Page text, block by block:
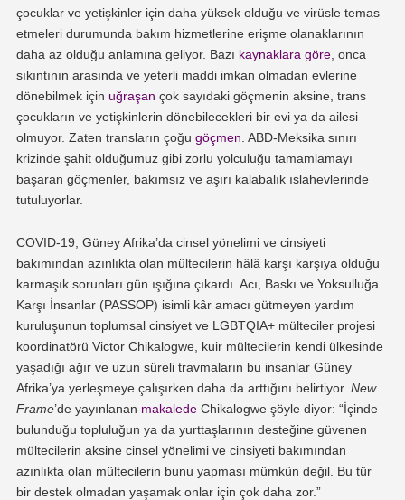
çocuklar ve yetişkinler için daha yüksek olduğu ve virüsle temas
etmeleri durumunda bakım hizmetlerine erişme olanaklarının
daha az olduğu anlamına geliyor. Bazı kaynaklara göre, onca
sıkıntının arasında ve yeterli maddi imkan olmadan evlerine
dönebilmek için uğraşan çok sayıdaki göçmenin aksine, trans
çocukların ve yetişkinlerin dönebilecekleri bir evi ya da ailesi
olmuyor. Zaten transların çoğu göçmen . ABD-Meksika sınırı
krizinde şahit olduğumuz gibi zorlu yolculuğu tamamlamayı
başaran göçmenler, bakımsız ve aşırı kalabalık ıslahevlerinde
tutuluyorlar.
COVID-19, Güney Afrika’da cinsel yönelimi ve cinsiyeti
bakımından azınlıkta olan mültecilerin hâlâ karşı karşıya olduğu
karmaşık sorunları gün ışığına çıkardı. Acı, Baskı ve Yoksulluğa
Karşı İnsanlar (PASSOP) isimli kâr amacı gütmeyen yardım
kuruluşunun toplumsal cinsiyet ve LGBTQIA+ mülteciler projesi
koordinatörü Victor Chikalogwe, kuir mültecilerin kendi ülkesinde
yaşadığı ağır ve uzun süreli travmaların bu insanlar Güney
Afrika’ya yerleşmeye çalışırken daha da arttığını belirtiyor. New
Frame’de yayınlanan makaledeChikalogwe şöyle diyor: “İçinde
bulunduğu topluluğun ya da yurttaşlarının desteğine güvenen
mültecilerin aksine cinsel yönelimi ve cinsiyeti bakımından
azınlıkta olan mültecilerin bunu yapması mümkün değil. Bu tür
bir destek olmadan yaşamak onlar için çok daha zor.”